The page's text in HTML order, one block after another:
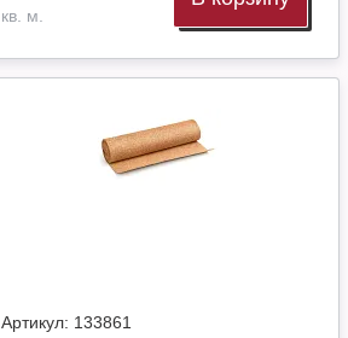
кв. м.
Артикул: 133861